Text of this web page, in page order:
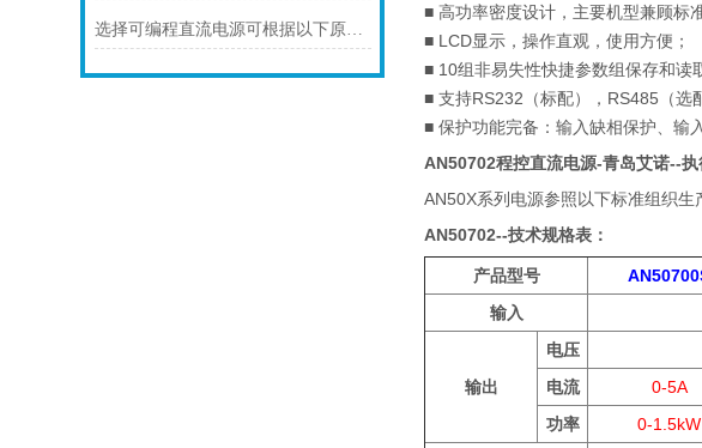
选择可编程直流电源可根据以下原则进行？
■ 高功率密度设计，主要机型兼顾标
■ LCD显示，操作直观，使用方便；
■ 10组非易失性快捷参数组保存和读
■ 支持RS232（标配），RS485（选
■ 保护功能完备：输入缺相保护、输
AN50702程控直流电源-青岛艾诺--执
AN50X系列电源参照以下标准组织
AN50702--技术规格表：
产品型号
输入
输出
电压
电流
0-5A
功率
0-1.5kW